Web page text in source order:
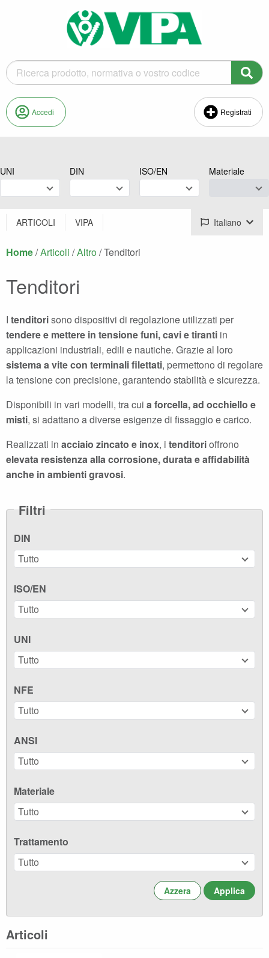
Accedi Registrati
UNI DIN ISO/EN Materiale
ARTICOLI VIPA Italiano
Home/Articoli /Altro /Corrente:
Tenditori
Tenditori
I tenditorisono dispositivi di regolazione utilizzati per
tendere e mettere in tensione funi, cavi e tiranti in
applicazioni industriali, edili e nautiche. Grazie al loro
sistema a vite con terminali filettati, permettono di regolare
la tensione con precisione, garantendo stabilità e sicurezza.
Disponibili in vari modelli, tra cui a forcella, ad occhiello e
misti, si adattano a diverse esigenze di fissaggio e carico.
Realizzati in acciaio zincato e inox, i tenditorioffrono
elevata resistenza alla corrosione, durata e affidabilità
anche in ambienti gravosi.
Filtri
DIN
Tutto
ISO/EN
Tutto
UNI
Tutto
NFE
Tutto
ANSI
Tutto
Materiale
Tutto
Trattamento
Tutto
Azzera
Articoli